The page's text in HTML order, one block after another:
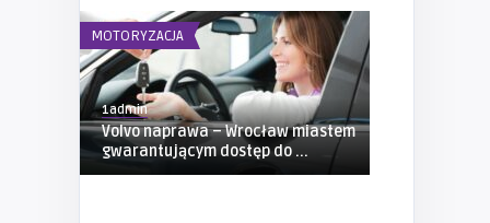
MOTORYZACJA
1admin
Volvo naprawa – Wrocław miastem
gwarantującym dostęp do ...